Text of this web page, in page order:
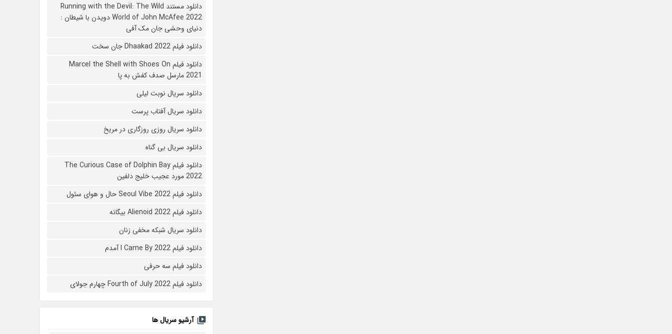
دانلود مستند Running with the Devil: The Wild
World of John McAfee 2022 دویدن با شیطان :
دنیای وحشی جان مک آفی
دانلود فیلم Dhaakad 2022 جان سخت
دانلود فیلم Marcel the Shell with Shoes On
2021 مارسل صدف کفش به پا
دانلود سریال نوبت لیلی
دانلود سریال آفتاب پرست
دانلود سریال روزی روزگاری در مریخ
دانلود سریال بی گناه
دانلود فیلم The Curious Case of Dolphin Bay
2022 مورد عجیب خلیج دلفین
دانلود فیلم Seoul Vibe 2022 حال و هوای سئول
دانلود فیلم Alienoid 2022 بیگانه
دانلود سریال شبکه مخفی زنان
دانلود فیلم I Came By 2022 آمدم
دانلود فیلم سه حرفی
دانلود فیلم Fourth of July 2022 چهارم جولای
آرشیو سریال ها